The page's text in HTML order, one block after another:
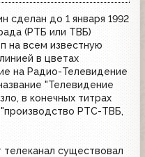
сделан до 1 января 1992
(РТБ или ТВБ)
на всем известную
в цветах
на Радио-Телевидение
"Телевидение
в конечных титрах
"производство РТС-ТВБ,
существовал